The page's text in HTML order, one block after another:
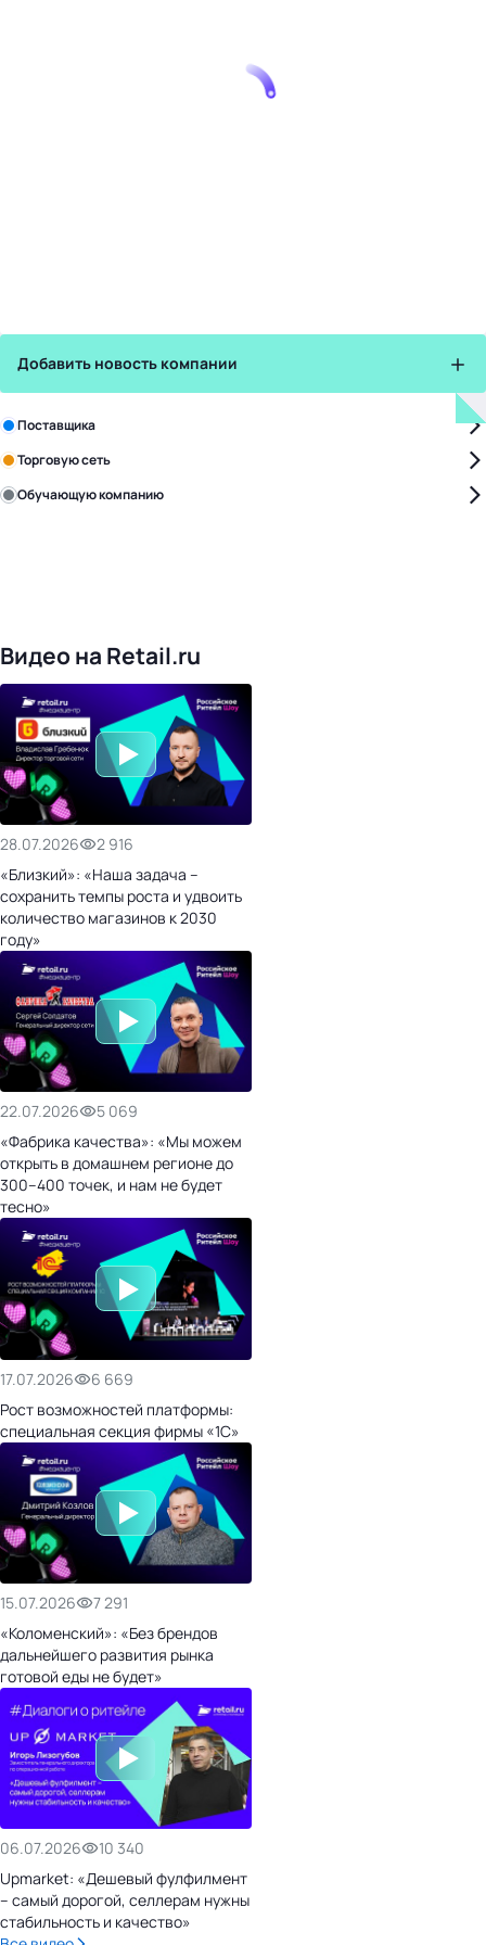
Добавить новость компании
Зарегистрируйте в бизнес-центре:
Поставщика
Торговую сеть
Обучающую компанию
Видео на Retail.ru
28.07.2026
2 916
«Близкий»: «Наша задача –
сохранить темпы роста и удвоить
количество магазинов к 2030
году»
22.07.2026
5 069
«Фабрика качества»: «Мы можем
открыть в домашнем регионе до
300–400 точек, и нам не будет
тесно»
17.07.2026
6 669
Рост возможностей платформы:
специальная секция фирмы «1С»
15.07.2026
7 291
«Коломенский»: «Без брендов
дальнейшего развития рынка
готовой еды не будет»
06.07.2026
10 340
Upmarket: «Дешевый фулфилмент
– самый дорогой, селлерам нужны
стабильность и качество»